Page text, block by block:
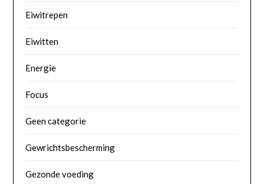
Eiwitrepen
Eiwitten
Energie
Focus
Geen categorie
Gewrichtsbescherming
Gezonde voeding